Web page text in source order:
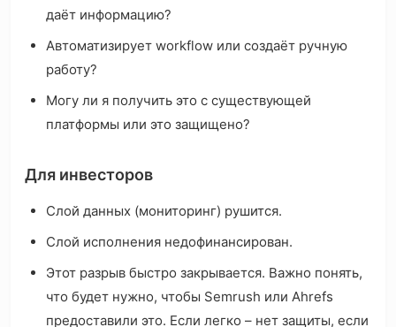
даёт информацию?
Автоматизирует workflow или создаёт ручную
работу?
Могу ли я получить это с существующей
платформы или это защищено?
Для инвесторов
Слой данных (мониторинг) рушится.
Слой исполнения недофинансирован.
Этот разрыв быстро закрывается. Важно понять,
что будет нужно, чтобы Semrush или Ahrefs
предоставили это. Если легко – нет защиты, если